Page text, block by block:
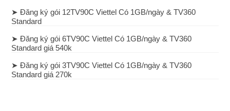
➤ Đăng ký gói 12TV90C Viettel Có 1GB/ngày & TV360
Standard
➤ Đăng ký gói 6TV90C Viettel Có 1GB/ngày & TV360
Standard giá 540k
➤ Đăng ký gói 3TV90C Viettel Có 1GB/ngày & TV360
Standard giá 270k